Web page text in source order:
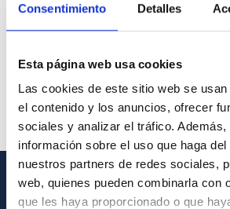
Consentimiento Detalles
Esta página web usa cookies
Las cookies de este sitio web se
el contenido y los anuncios, ofrecer
sociales y analizar el tráfico. Además,
información sobre el uso que haga
nuestros partners de redes sociales,
web, quienes pueden combinarla con
que les haya proporcionado o que
INFORMACIÓN GENERAL